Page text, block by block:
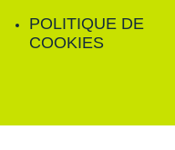
POLITIQUE DE
COOKIES